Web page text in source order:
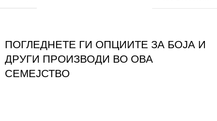
ПОГЛЕДНЕТЕ ГИ ОПЦИИТЕ ЗА БОЈА И
ДРУГИ ПРОИЗВОДИ ВО ОВА
СЕМЕЈСТВО